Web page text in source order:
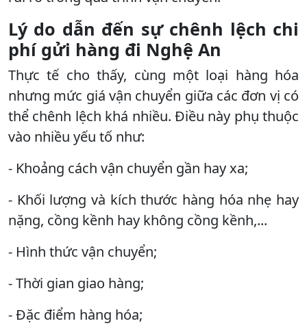
Lý do dẫn đến sự chênh lệch chi
phí gửi hàng đi Nghệ An
Thực tế cho thấy, cùng một loại hàng hóa
nhưng mức giá vận chuyển giữa các đơn vị có
thể chênh lệch khá nhiều. Điều này phụ thuộc
vào nhiều yếu tố như:
- Khoảng cách vận chuyển gần hay xa;
- Khối lượng và kích thước hàng hóa nhẹ hay
nặng, cồng kềnh hay không cồng kềnh,...
- Hình thức vận chuyển;
- Thời gian giao hàng;
- Đặc điểm hàng hóa;